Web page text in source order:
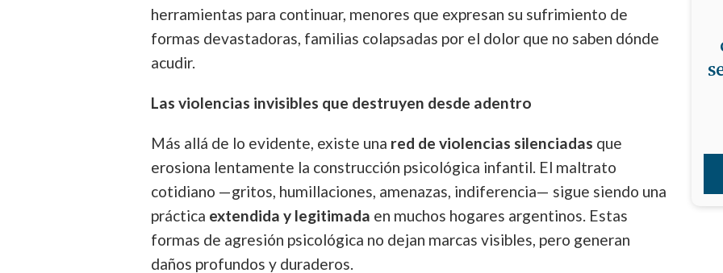
herramientas para continuar, menores que expresan su sufrimiento de
formas devastadoras, familias colapsadas por el dolor que no saben dónde
acudir.
Las violencias invisibles que destruyen desde adentro
Más allá de lo evidente, existe una red de violencias silenciadas que
erosiona lentamente la construcción psicológica infantil. El maltrato
cotidiano —gritos, humillaciones, amenazas, indiferencia— sigue siendo una
práctica extendida y legitimada en muchos hogares argentinos. Estas
formas de agresión psicológica no dejan marcas visibles, pero generan
daños profundos y duraderos.